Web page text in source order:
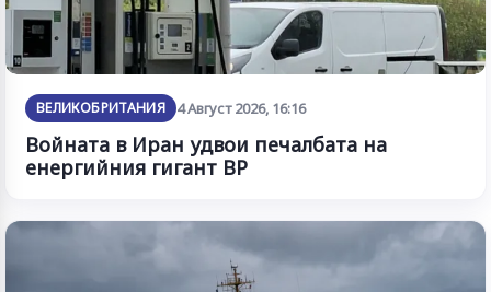
ВЕЛИКОБРИТАНИЯ 4 Август 2026, 16:16
Войната в Иран удвои печалбата на
енергийния гигант BP